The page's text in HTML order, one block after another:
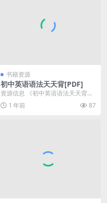
书籍资源
初中英语语法天天背[PDF]
资源信息 《初中英语语法天天背》
是一本专为初中学生设计的语法学
习资料，内容丰富，...
1 年前 87